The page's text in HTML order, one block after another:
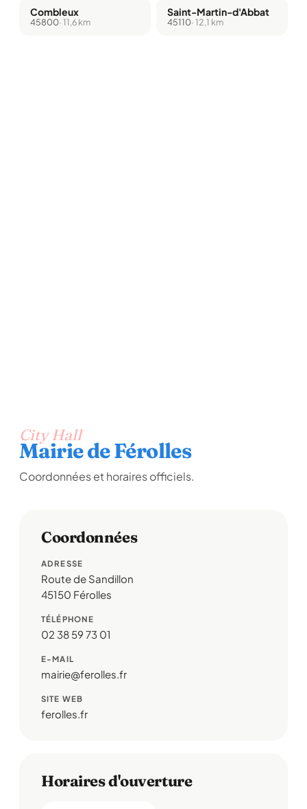
Combleux
45800· 11,6 km
Saint-Martin-d'Abbat
45110· 12,1 km
City Hall
Mairie de Férolles
Coordonnées et horaires officiels.
Coordonnées
ADRESSE
Route de Sandillon
45150 Férolles
TÉLÉPHONE
02 38 59 73 01
E-MAIL
mairie@ferolles.fr
SITE WEB
ferolles.fr
Horaires d'ouverture